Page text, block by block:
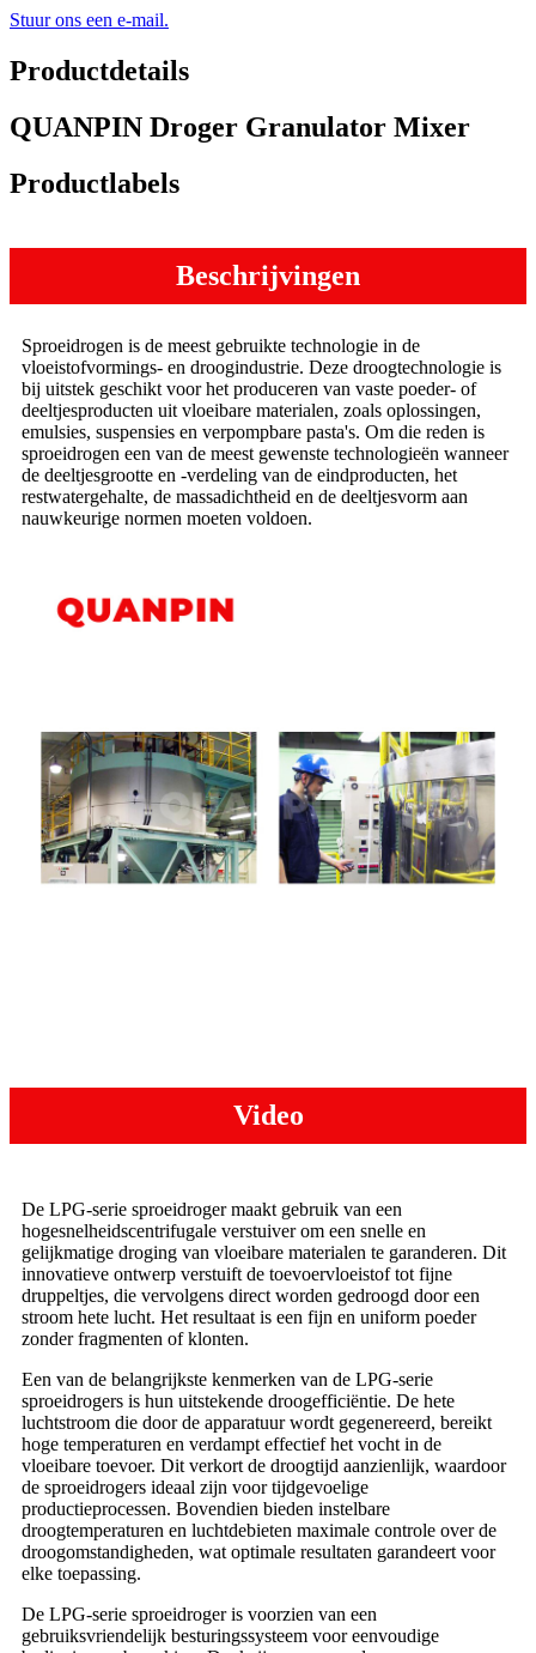
Stuur ons een e-mail.
Productdetails
QUANPIN Droger Granulator Mixer
Productlabels
Beschrijvingen
Sproeidrogen is de meest gebruikte technologie in de
vloeistofvormings- en droogindustrie. Deze droogtechnologie is
bij uitstek geschikt voor het produceren van vaste poeder- of
deeltjesproducten uit vloeibare materialen, zoals oplossingen,
emulsies, suspensies en verpompbare pasta's. Om die reden is
sproeidrogen een van de meest gewenste technologieën wanneer
de deeltjesgrootte en -verdeling van de eindproducten, het
restwatergehalte, de massadichtheid en de deeltjesvorm aan
nauwkeurige normen moeten voldoen.
Video
De LPG-serie sproeidroger maakt gebruik van een
hogesnelheidscentrifugale verstuiver om een ​​snelle en
gelijkmatige droging van vloeibare materialen te garanderen. Dit
innovatieve ontwerp verstuift de toevoervloeistof tot fijne
druppeltjes, die vervolgens direct worden gedroogd door een
stroom hete lucht. Het resultaat is een fijn en uniform poeder
zonder fragmenten of klonten.
Een van de belangrijkste kenmerken van de LPG-serie
sproeidrogers is hun uitstekende droogefficiëntie. De hete
luchtstroom die door de apparatuur wordt gegenereerd, bereikt
hoge temperaturen en verdampt effectief het vocht in de
vloeibare toevoer. Dit verkort de droogtijd aanzienlijk, waardoor
de sproeidrogers ideaal zijn voor tijdgevoelige
productieprocessen. Bovendien bieden instelbare
droogtemperaturen en luchtdebieten maximale controle over de
droogomstandigheden, wat optimale resultaten garandeert voor
elke toepassing.
De LPG-serie sproeidroger is voorzien van een
gebruiksvriendelijk besturingssysteem voor eenvoudige